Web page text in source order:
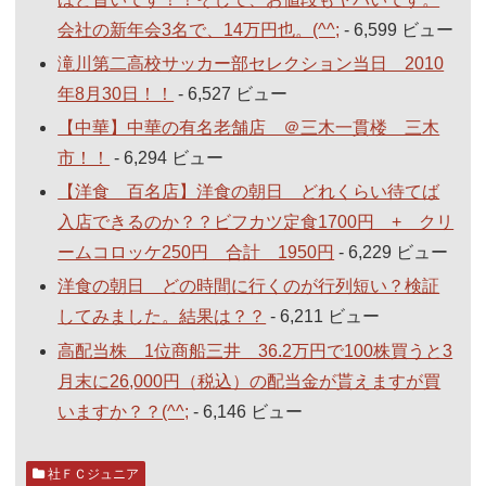
会社の新年会3名で、14万円也。(^^; - 6,599 ビュー
滝川第二高校サッカー部セレクション当日 2010
年8月30日！！
- 6,527 ビュー
【中華】中華の有名老舗店 ＠三木一貫楼 三木
市！！
- 6,294 ビュー
【洋食 百名店】洋食の朝日 どれくらい待てば
入店できるのか？？ビフカツ定食1700円 + クリ
ームコロッケ250円 合計 1950円 - 6,229 ビュー
洋食の朝日 どの時間に行くのが行列短い？検証
してみました。結果は？？ - 6,211 ビュー
高配当株 1位商船三井 36.2万円で100株買うと3
月末に26,000円（税込）の配当金が貰えますが買
いますか？？(^^; - 6,146 ビュー
社ＦＣジュニア